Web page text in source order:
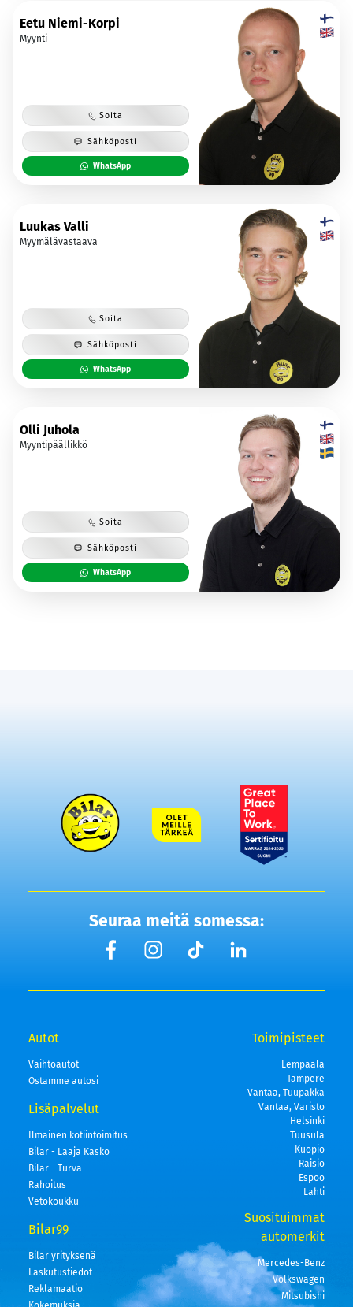
Eetu Niemi-Korpi
Myynti
Soita
Sähköposti
WhatsApp
Luukas Valli
Myymälävastaava
Soita
Sähköposti
WhatsApp
Olli Juhola
Myyntipäällikkö
Soita
Sähköposti
WhatsApp
Seuraa meitä somessa:
Autot
Vaihtoautot
Ostamme autosi
Lisäpalvelut
Ilmainen kotiintoimitus
Bilar - Laaja Kasko
Bilar - Turva
Rahoitus
Vetokoukku
Bilar99
Bilar yrityksenä
Laskutustiedot
Reklamaatio
Toimipisteet
Lempäälä
Tampere
Vantaa, Tuupakka
Vantaa, Varisto
Helsinki
Tuusula
Kuopio
Raisio
Espoo
Lahti
Suosituimmat
automerkit
Mercedes-Benz
Volkswagen
Mitsubishi